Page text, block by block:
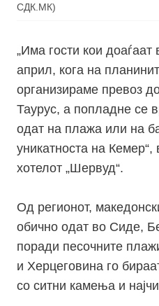
СДК.МК)
„Има гости кои
април, кога на
организираме превоз
Таурус, а попладне се
одат на плажа или на
уникатноста на
хотелот „Шервуд“.
Од регионот,
обично одат во Сиде,
поради песочните
и Херцеговина го
со ситни камења и